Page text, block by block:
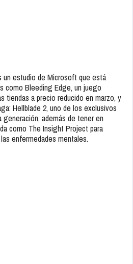
un estudio de Microsoft que está
como Bleeding Edge, un juego
tiendas a precio reducido en marzo, y
Hellblade 2, uno de los exclusivos
además de tener en
como The Insight Project para
enfermedades mentales.